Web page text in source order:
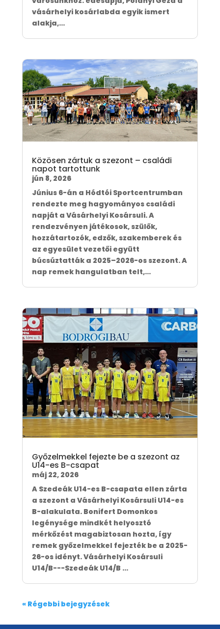
vásárhelyi kosárlabda egyik ismert
alakja,...
Közösen zártuk a szezont – családi
napot tartottunk
jún 8, 2026
Június 6-án a Hódtói Sportcentrumban
rendezte meg hagyományos családi
napját a Vásárhelyi Kosársuli. A
rendezvényen játékosok, szülők,
hozzátartozók, edzők, szakemberek és
az egyesület vezetői együtt
búcsúztatták a 2025–2026-os szezont. A
nap remek hangulatban telt,...
Győzelmekkel fejezte be a szezont az
U14-es B-csapat
máj 22, 2026
A Szedeák U14-es B-csapata ellen zárta
a szezont a Vásárhelyi Kosársuli U14-es
B-alakulata. Bonifert Domonkos
legénysége mindkét helyosztó
mérkőzést magabiztosan hozta, így
remek győzelmekkel fejezték be a 2025-
26-os idényt. Vásárhelyi Kosársuli
U14/B---Szedeák U14/B ...
« Régebbi bejegyzések